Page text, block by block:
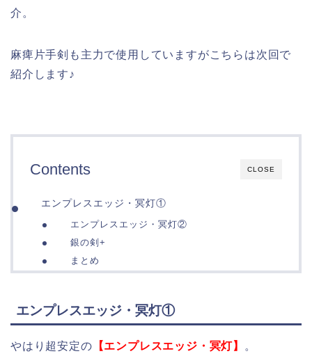
介。
麻痺片手剣も主力で使用していますがこちらは次回で
紹介します♪
CLOSE
Contents
エンプレスエッジ・冥灯①
エンプレスエッジ・冥灯②
銀の剣+
まとめ
エンプレスエッジ・冥灯①
やはり超安定の 【エンプレスエッジ・冥灯】 。